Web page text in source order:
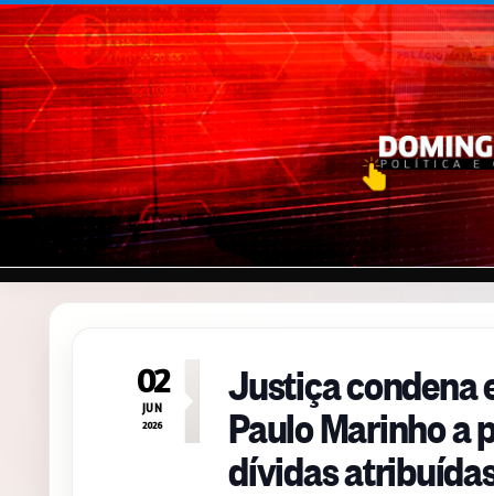
Pular para o conteúdo
02
JUN
2026
Justiça condena
Paulo Marinho a
dívidas